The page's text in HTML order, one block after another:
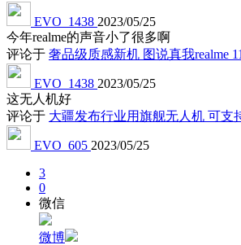
EVO_1438 2023/05/25
今年realme的声音小了很多啊
评论于 奢品级质感新机 图说真我realme
EVO_1438 2023/05/25
这无人机好
评论于 大疆发布行业用旗舰无人机 可支
EVO_605 2023/05/25
3
0
微信
微博